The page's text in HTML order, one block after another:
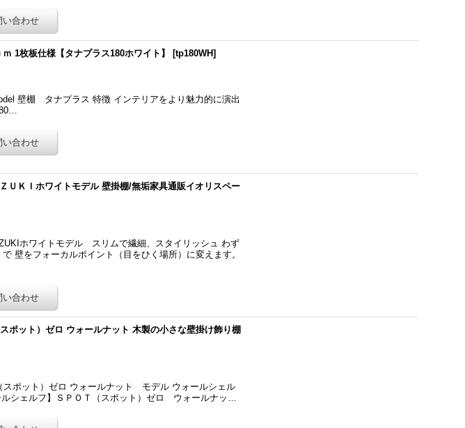
1枚板仕様【タナプラス180ホワイト】 [tp180WH]
壁棚 タナプラス 特徴 インテリアをより魅力的に演出
ＵＫＩホワイトモデル 壁掛棚/無垢家具通販イオリスペー
ホワイトモデル スリムで繊細、スタイリッシュ わず
壁をフォーカルポイント（目をひく場所）に変えます。
ポット）ゼロ ウォールナット 木製の小さな壁掛け飾り棚
スポット）ゼロ ウォールナット モデル ウォールシェル
シェルフ】ＳＰＯＴ（スポット）ゼロ ウォールナッ…